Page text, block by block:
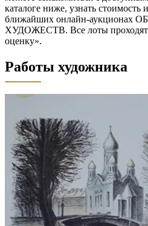
каталоге ниже, узнать стоимость
ближайших онлайн-
ХУДОЖЕСТВ. Все лоты проходят
оценку».
Работы художника